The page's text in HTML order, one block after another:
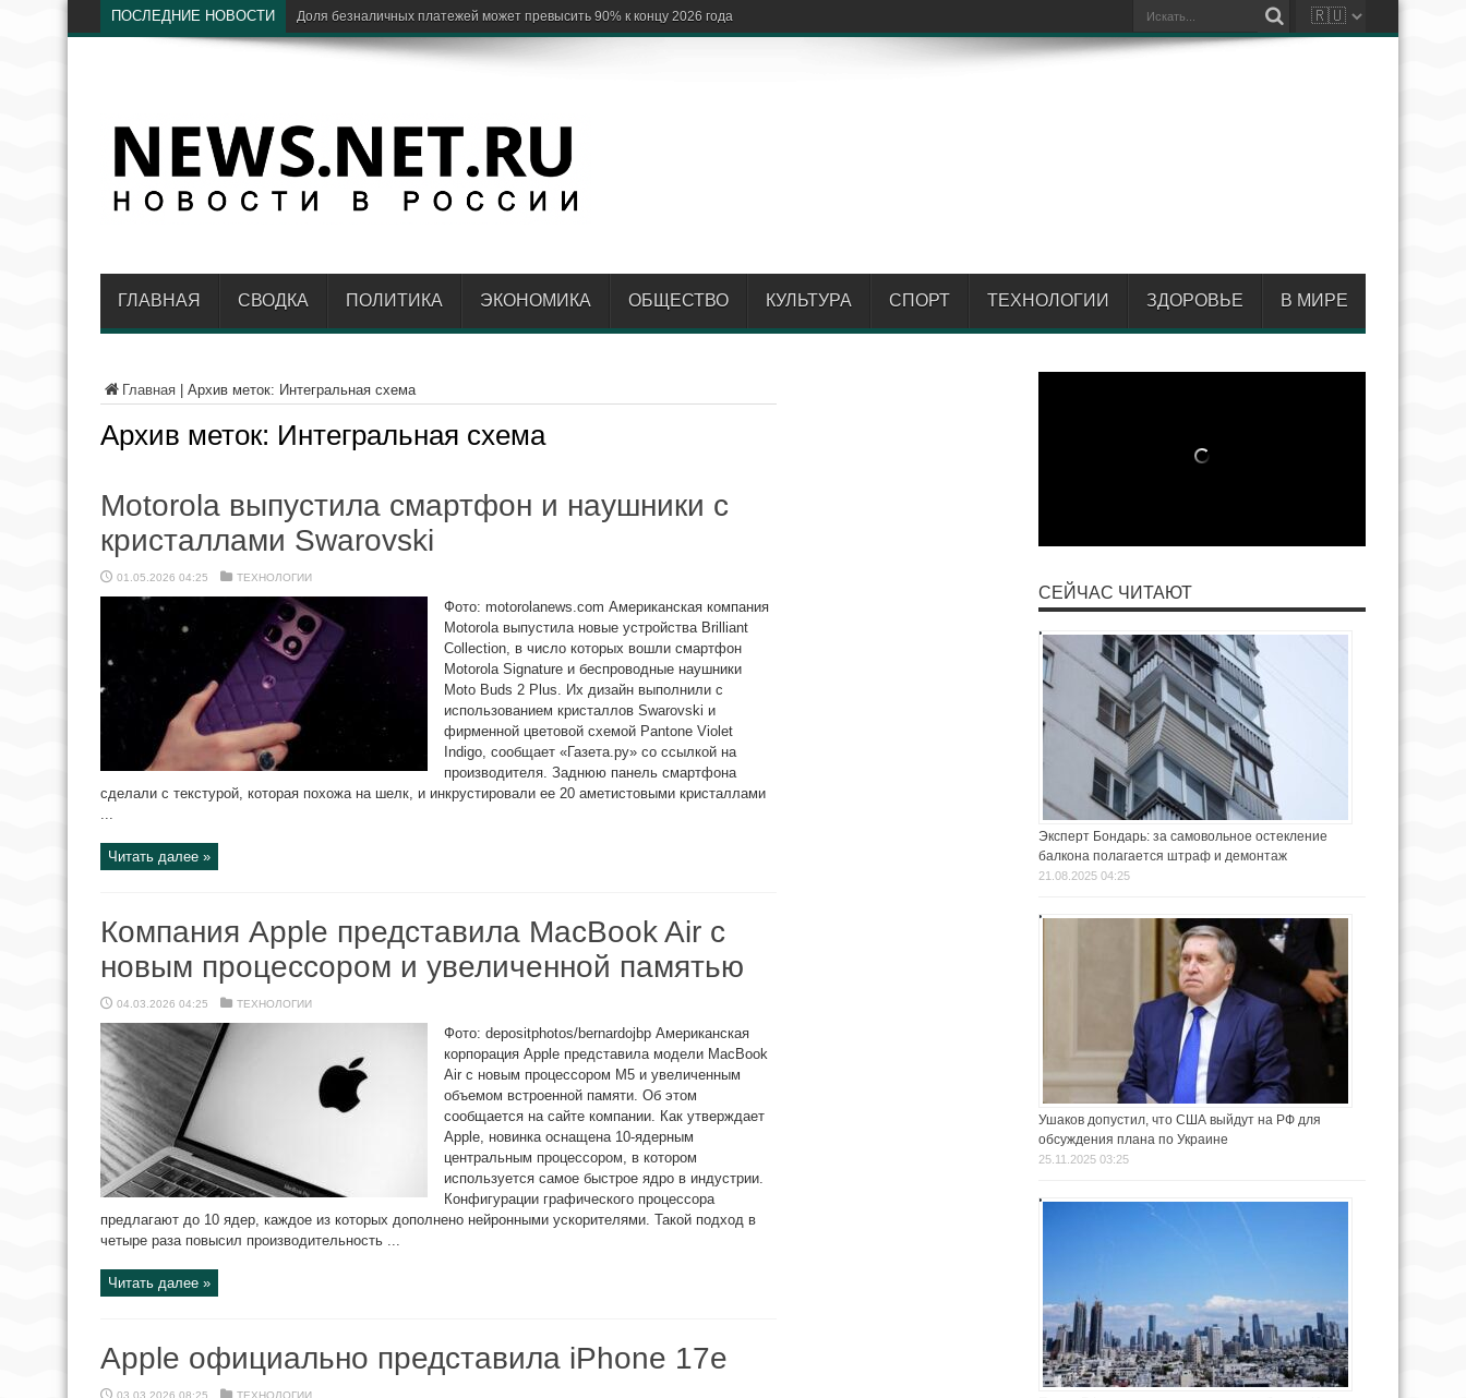
ПОСЛЕДНИЕ НОВОСТИ ЦБ: доля Visa и Mastercard
ГЛАВНАЯ СВОДКА ПОЛИТИКА ЭКОНОМИКА ОБЩЕСТВО КУЛЬТУРА СПОРТ ТЕХНОЛОГИИ ЗДОРОВЬЕ В МИРЕ
Главная Архив меток: Интегральная схема
Архив меток: Интегральная схема
Motorola выпустила смартфон и наушники с
кристаллами Swarovski
01.05.2026 04:25 ТЕХНОЛОГИИ
Фото: motorolanews.com Американская компания
Motorola выпустила новые устройства Brilliant
Collection, в число которых вошли смартфон
Мotorola Signature и беспроводные наушники
Moto Buds 2 Plus. Их дизайн выполнили с
использованием кристаллов Swarovski и
фирменной цветовой схемой Pantone Violet
Indigo, сообщает «Газета.ру» со ссылкой на
производителя. Заднюю панель смартфона
сделали с текстурой, которая похожа на шелк, и инкрустировали ее 20 аметистовыми кристаллами
...
Читать далее »
Компания Apple представила MacBook Air с
новым процессором и увеличенной памятью
04.03.2026 04:25 ТЕХНОЛОГИИ
Фото: depositphotos/bernardojbp Американская
корпорация Apple представила модели MacBook
Air с новым процессором M5 и увеличенным
объемом встроенной памяти. Об этом
сообщается на сайте компании. Как утверждает
Apple, новинка оснащена 10‑ядерным
центральным процессором, в котором
используется самое быстрое ядро в индустрии.
Конфигурации графического процессора
предлагают до 10 ядер, каждое из которых дополнено нейронными ускорителями. Такой подход в
четыре раза повысил производительность ...
Читать далее »
Apple официально представила iPhone 17e
03.03.2026 08:25 ТЕХНОЛОГИИ
СЕЙЧАС ЧИТАЮТ
Эксперт Бондарь: за самовольное остекление
балкона полагается штраф и демонтаж
21.08.2025 04:25
Ушаков допустил, что США выйдут на РФ для
обсуждения плана по Украине
25.11.2025 03:25